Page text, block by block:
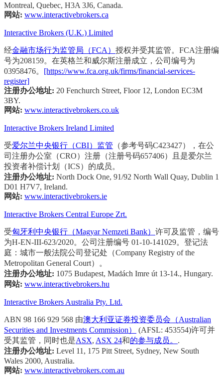
Montreal, Quebec, H3A 3J6, Canada.
网站: www.interactivebrokers.ca
Interactive Brokers (U.K.) Limited
经金融市场行为监管局（FCA） 授权并受其监管。FCA注册编
号为208159。在英格兰和威尔斯注册成立，公司编号为
03958476。 [https://www.fca.org.uk/firms/financial-services-
register]
注册办公地址: 20 Fenchurch Street, Floor 12, London EC3M
3BY.
网站: www.interactivebrokers.co.uk
Interactive Brokers Ireland Limited
受爱尔兰中央银行（CBI）监管 （参考号码C423427），在公
司注册办公室（CRO）注册（注册号码657406）且是爱尔兰
投资者补偿计划（ICS）的成员。
注册办公地址: North Dock One, 91/92 North Wall Quay, Dublin 1
D01 H7V7, Ireland.
网站: www.interactivebrokers.ie
Interactive Brokers Central Europe Zrt.
受匈牙利中央银行（Magyar Nemzeti Bank） 许可及监管，编号
为H-EN-III-623/2020。公司注册编号 01-10-141029。登记法
庭：城市一般法院公司登记处（Company Registry of the
Metropolitan General Court）。
注册办公地址: 1075 Budapest, Madách Imre út 13-14., Hungary.
网站: www.interactivebrokers.hu
Interactive Brokers Australia Pty. Ltd.
ABN 98 166 929 568 由澳大利亚证券投资委员会（Australian
Securities and Investments Commission）
(AFSL: 453554)许可并
受其监管，同时也是ASX, ASX 24和的参与成员。 .
注册办公地址: Level 11, 175 Pitt Street, Sydney, New South
Wales 2000, Australia.
网站: www.interactivebrokers.com.au